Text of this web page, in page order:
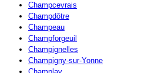
Champcevrais
Champdôtre
Champeau
Champforgeuil
Champignelles
Champigny-sur-Yonne